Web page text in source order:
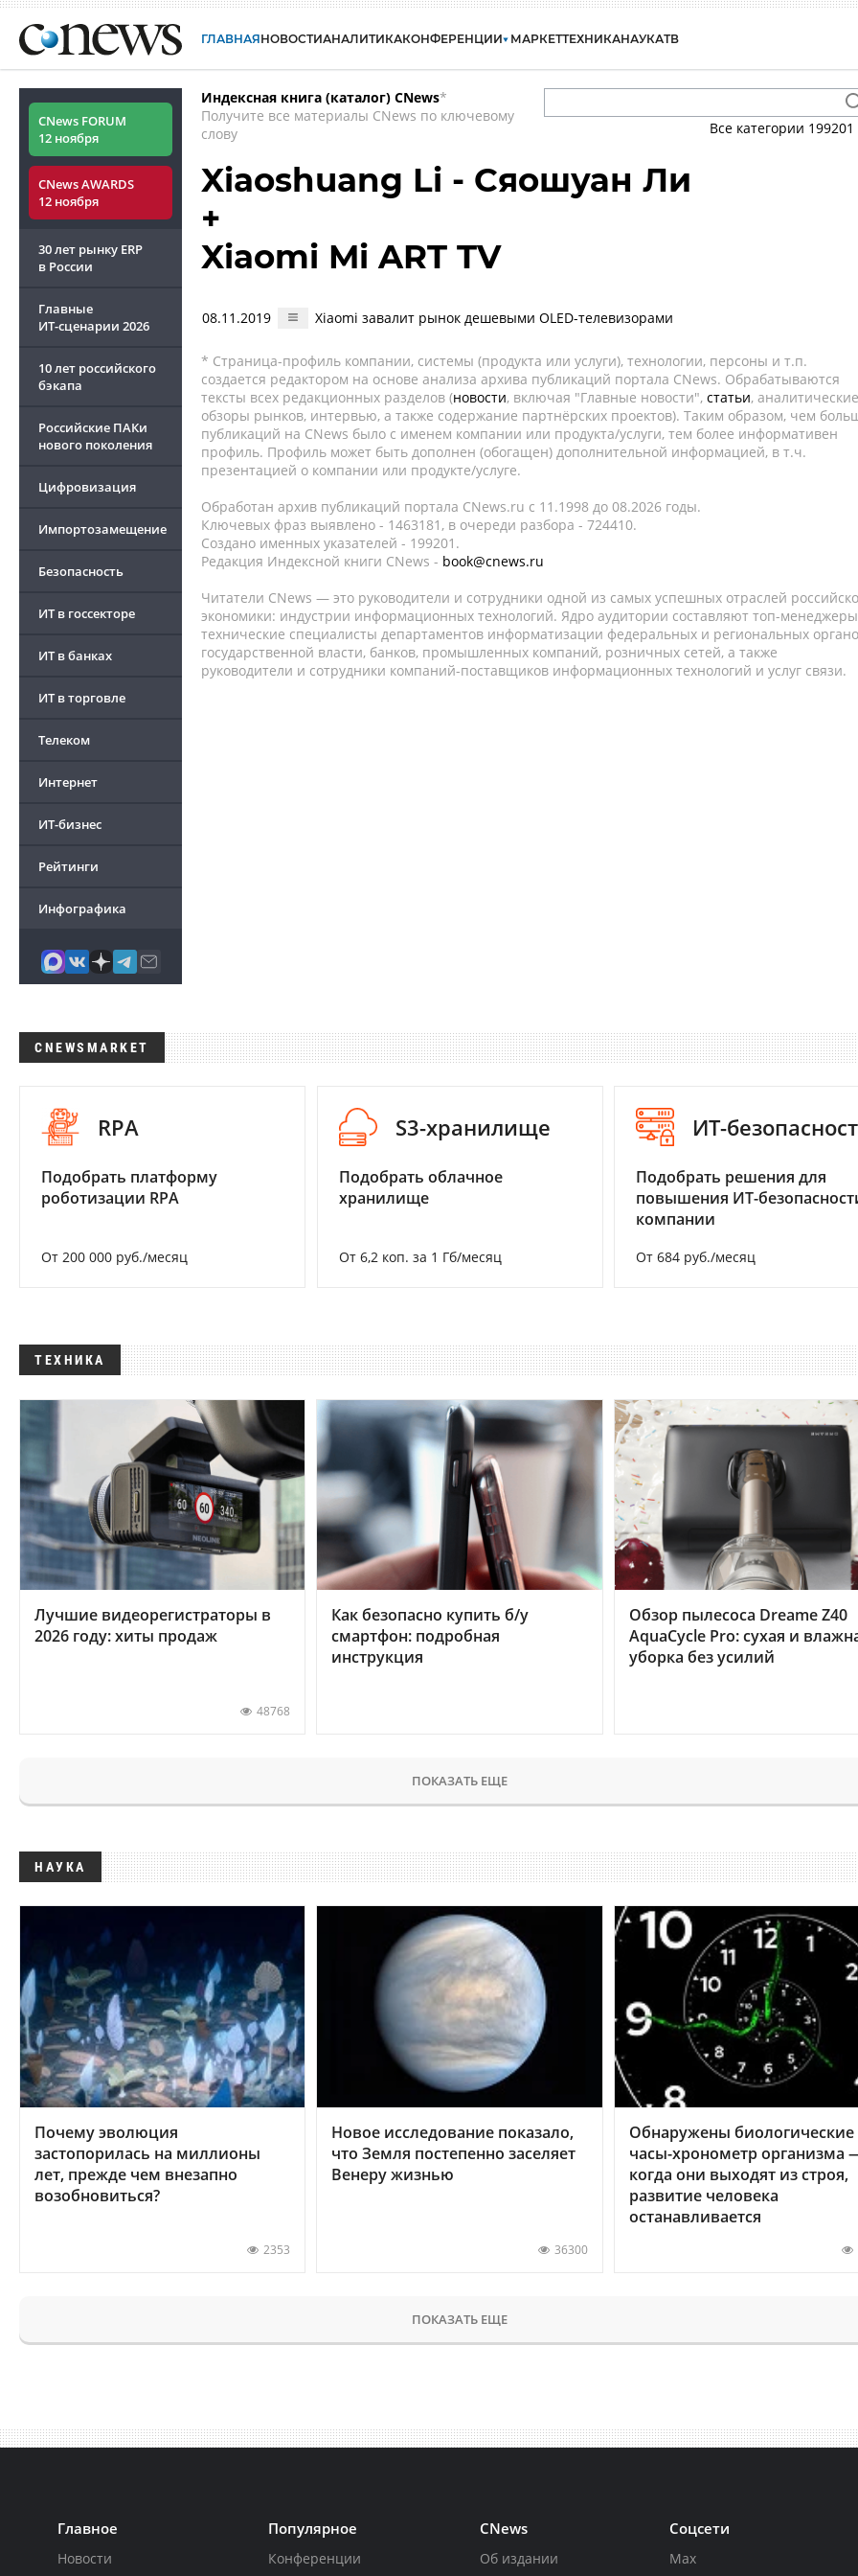
ГЛАВНАЯНОВОСТИАНАЛИТИКАКОНФЕРЕНЦИИ МАРКЕТТЕХНИКАНАУКАТВ
CNews FORUM
12 ноября
CNews AWARDS
12 ноября
30 лет рынку ERP
в России
Главные
ИТ-сценарии 2026
10 лет российского
бэкапа
Российские ПАКи
нового поколения
Цифровизация
Импортозамещение
Безопасность
ИТ в госсекторе
ИТ в банках
ИТ в торговле
Телеком
Интернет
ИТ-бизнес
Рейтинги
Инфографика
Индексная книга (каталог) CNews*
Получите все материалы CNews по ключевому
слову
Все категории 199201
Xiaoshuang Li - Сяошуан Ли
+
Xiaomi Mi ART TV
08.11.2019 Xiaomi завалит рынок дешевыми OLED-телевизорами
* Страница-профиль компании, системы (продукта или услуги), технологии, персоны и т.п.
создается редактором на основе анализа архива публикаций портала CNews. Обрабатываются
тексты всех редакционных разделов (новости, включая "Главные новости", статьи, аналитические
обзоры рынков, интервью, а также содержание партнёрских проектов). Таким образом, чем
публикаций на CNews было с именем компании или продукта/услуги, тем более информативен
профиль. Профиль может быть дополнен (обогащен) дополнительной информацией, в т.ч.
презентацией о компании или продукте/услуге.
Обработан архив публикаций портала CNews.ru c 11.1998 до 08.2026 годы.
Ключевых фраз выявлено - 1463181, в очереди разбора - 724410.
Создано именных указателей - 199201.
Редакция Индексной книги CNews - book@cnews.ru
Читатели CNews — это руководители и сотрудники одной из самых успешных отраслей
экономики: индустрии информационных технологий. Ядро аудитории составляют топ-
технические специалисты департаментов информатизации федеральных и региональных
государственной власти, банков, промышленных компаний, розничных сетей, а также
руководители и сотрудники компаний-поставщиков информационных технологий и услуг связи.
CNEWSMARKET
RPA
Подобрать платформу
роботизации RPA
От 200 000 руб./месяц
S3-хранилище
Подобрать облачное
хранилище
От 6,2 коп. за 1 Гб/месяц
ИТ-
Подобрать решения для
повышения ИТ-
компании
От 684 руб./месяц
ТЕХНИКА
Лучшие видеорегистраторы в
2026 году: хиты продаж
48768
Как безопасно купить б/у
смартфон: подробная
инструкция
Обзор пылесоса Dreame Z40
AquaCycle Pro: сухая и
уборка без усилий
ПОКАЗАТЬ ЕЩЕ
НАУКА
Почему эволюция
застопорилась на миллионы
лет, прежде чем внезапно
возобновиться?
2353
Новое исследование показало,
что Земля постепенно заселяет
Венеру жизнью
36300
Обнаружены биологические
часы-хронометр организма
когда они выходят из строя,
развитие человека
останавливается
ПОКАЗАТЬ ЕЩЕ
Главное
Новости
Популярное
Конференции
CNews
Об издании
Соцсети
Max